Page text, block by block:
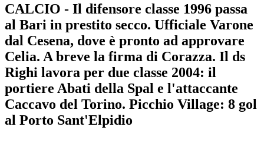
CALCIO - Il difensore classe 1996 passa
al Bari in prestito secco. Ufficiale Varone
dal Cesena, dove è pronto ad approvare
Celia. A breve la firma di Corazza. Il ds
Righi lavora per due classe 2004: il
portiere Abati della Spal e l'attaccante
Caccavo del Torino. Picchio Village: 8 gol
al Porto Sant'Elpidio